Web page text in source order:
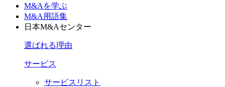
M&Aを学ぶ
M&A用語集
日本M&Aセンター
選ばれる理由
サービス
サービスリスト